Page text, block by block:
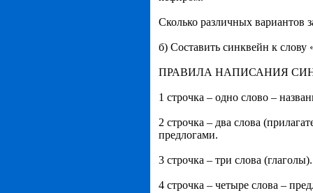
Сколько различных вариантов
б) Составить синквейн к слову
ПРАВИЛА НАПИСАНИЯ
1 строчка – одно слово –
2 строчка – два слова
предлогами.
3 строчка – три слова
4 строчка – четыре слова –